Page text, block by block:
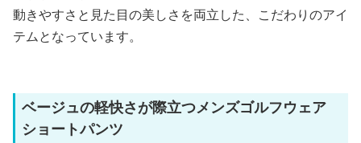
動きやすさと見た目の美しさを両立した、こだわりのアイ
テムとなっています。
ベージュの軽快さが際立つメンズゴルフウェア
ショートパンツ